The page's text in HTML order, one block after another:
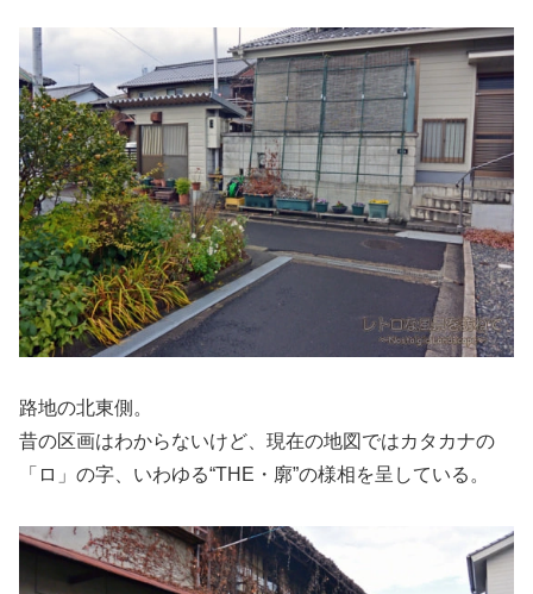
路地の北東側。
昔の区画はわからないけど、現在の地図ではカタカナの
「ロ」の字、いわゆる“THE・廓”の様相を呈している。